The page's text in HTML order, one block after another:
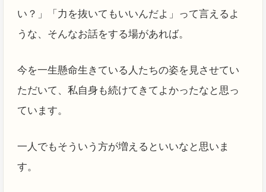
い？」「力を抜いてもいいんだよ」って言えるよ
うな、そんなお話をする場があれば。
今を一生懸命生きている人たちの姿を見させてい
ただいて、私自身も続けてきてよかったなと思っ
ています。
一人でもそういう方が増えるといいなと思いま
す。